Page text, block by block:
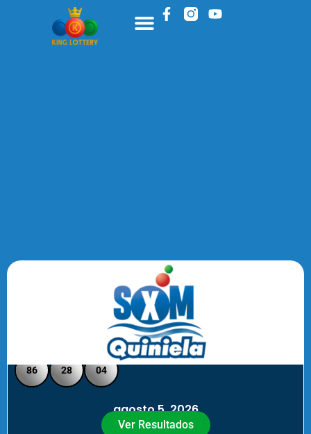
Quiniela SXM - Medio Día
86 28 04
agosto 5, 2026
Ver Resultados